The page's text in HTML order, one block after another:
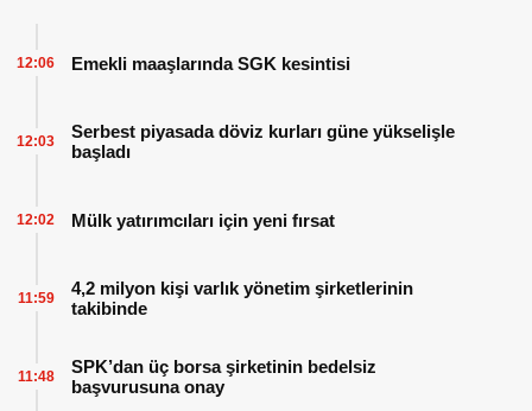
Emekli maaşlarında SGK kesintisi
12:06
Serbest piyasada döviz kurları güne yükselişle
başladı
12:03
Mülk yatırımcıları için yeni fırsat
12:02
4,2 milyon kişi varlık yönetim şirketlerinin
takibinde
11:59
SPK’dan üç borsa şirketinin bedelsiz
başvurusuna onay
11:48